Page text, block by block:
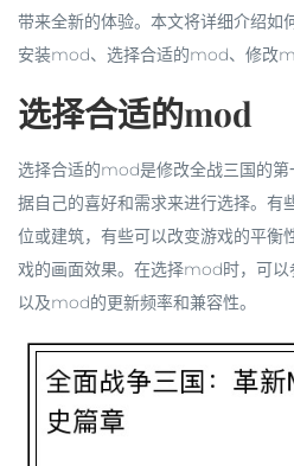
带来全新的体验。本文将详细介绍
安装mod、选择合适的mod、修改
选择合适的mod
选择合适的mod是修改全战三国的
据自己的喜好和需求来进行选择。
位或建筑，有些可以改变游戏的平衡
戏的画面效果。在选择mod时，可以
以及mod的更新频率和兼容性。